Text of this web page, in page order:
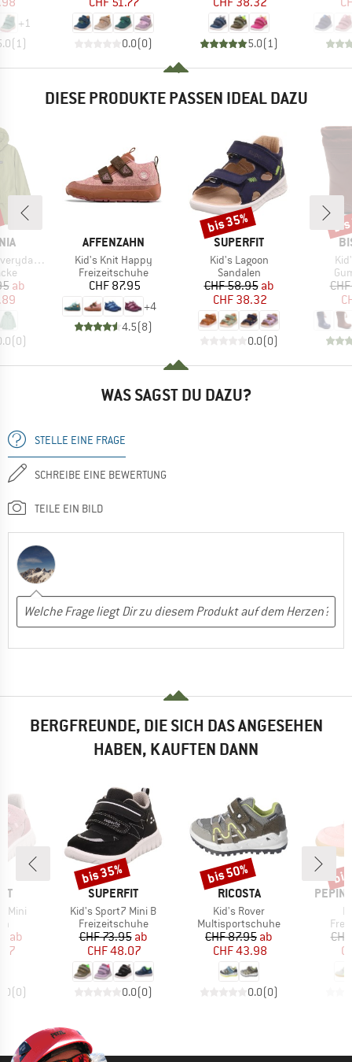
+1
( 1) 0.0(0) 5.0( 1)
DIESE PRODUKTE PASSEN IDEAL DAZU
Jacket
Preis
ab
(0)
MARKE
AFFENZAHN
Artikel
Kid's Knit Happy
Produktgruppe
Freizeitschuhe
Preis
CHF 87.95
+4
4.5(8)
MARKE
SUPERFIT
Artikel
Kid's Lagoon
Produktgruppe
Sandalen
Preis
CHF 58.95reduzierter Preis
ab
CHF 38.32
0.0(0)
Rabatt
bis 35%
WAS SAGST DU DAZU?
STELLE EINE FRAGE
SCHREIBE EINE BEWERTUNG
TEILE EIN BILD
BERGFREUNDE, DIE SICH DAS ANGESEHEN
HABEN, KAUFTEN DANN
Mini
Preis
ab
(0)
MARKE
SUPERFIT
Artikel
Kid's Sport7 Mini B
Produktgruppe
Freizeitschuhe
Preis
CHF 73.95reduzierter Preis
ab
CHF 48.07
0.0(0)
Rabatt
bis 35%
MARKE
RICOSTA
Artikel
Kid's Rover
Produktgruppe
Multisportschuhe
Preis
CHF 87.95reduzierter Preis
ab
CHF 43.98
0.0(0)
Rabatt
bis 50%
MARKE